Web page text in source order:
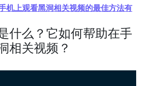
机上观看黑洞相关视频的最佳方法有
什么？它如何帮助在手
相关视频？